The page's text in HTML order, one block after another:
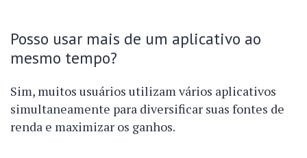
Posso usar mais de um aplicativo ao
mesmo tempo?
Sim, muitos usuários utilizam vários aplicativos
simultaneamente para diversificar suas fontes de
renda e maximizar os ganhos.